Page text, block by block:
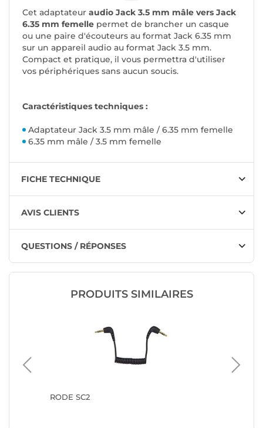
Cet adaptateur audio Jack 3.5 mm mâle vers Jack
6.35 mm femelle permet de brancher un casque
ou une paire d'écouteurs au format Jack 6.35 mm
sur un appareil audio au format Jack 3.5 mm.
Compact et pratique, il vous permettra d'utiliser
vos périphériques sans aucun soucis.
Caractéristiques techniques :
Adaptateur Jack 3.5 mm mâle / 6.35 mm femelle
6.35 mm mâle / 3.5 mm femelle
FICHE TECHNIQUE
AVIS CLIENTS
QUESTIONS / RÉPONSES
PRODUITS SIMILAIRES
RODE SC2